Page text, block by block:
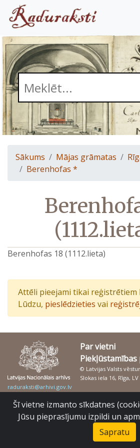
Sākums Mājas grāmatas
Berenhofas *
Berenhofas 18 (1112.lieta)
Attēli pieejami tikai reģistrētiem
Lūdzu, pieslēdzieties vai
Par vietni
© Latvijas Valsts
Slokas iela 16, Rīga, LV
raduraksti@arhivi.gov.lv
Šī vietne izmanto sīkdatnes
Jūsu pieprasījumu izpildi un
Sapratu